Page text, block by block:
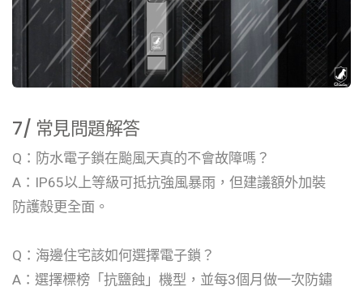
7/ 常見問題解答
Q：防水電子鎖在颱風天真的不會故障嗎？
A：IP65以上等級可抵抗強風暴雨，但建議額外加裝
防護殼更全面。
Q：海邊住宅該如何選擇電子鎖？
A：選擇標榜「抗鹽蝕」機型，並每3個月做一次防鏽